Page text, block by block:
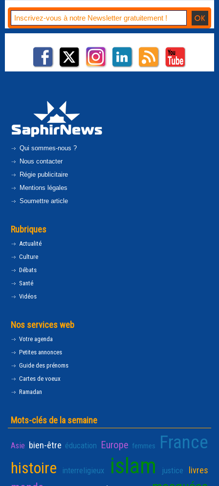
Qui sommes-nous ?
Nous contacter
Régie publicitaire
Mentions légales
Soumettre article
Rubriques
Actualité
Culture
Débats
Santé
Vidéos
Nos services web
Votre agenda
Petites annonces
Guide des prénoms
Cartes de voeux
Ramadan
Mots-clés de la semaine
Asie bien-être éducation Europe femmes France
histoire interreligieux islam justice livres